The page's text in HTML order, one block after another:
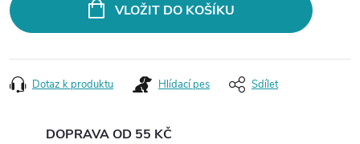
VLOŽIT DO KOŠÍKU
Dotaz k produktu Hlídací pes Sdílet
DOPRAVA OD 55 KČ